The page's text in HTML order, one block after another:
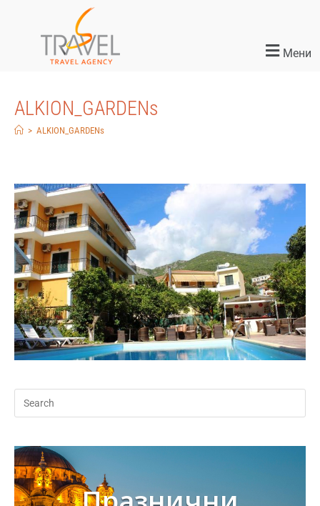
Мени
ALKION_GARDENs
> ALKION_GARDENs